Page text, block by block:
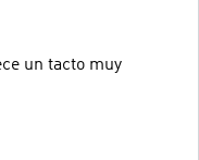
un tacto muy